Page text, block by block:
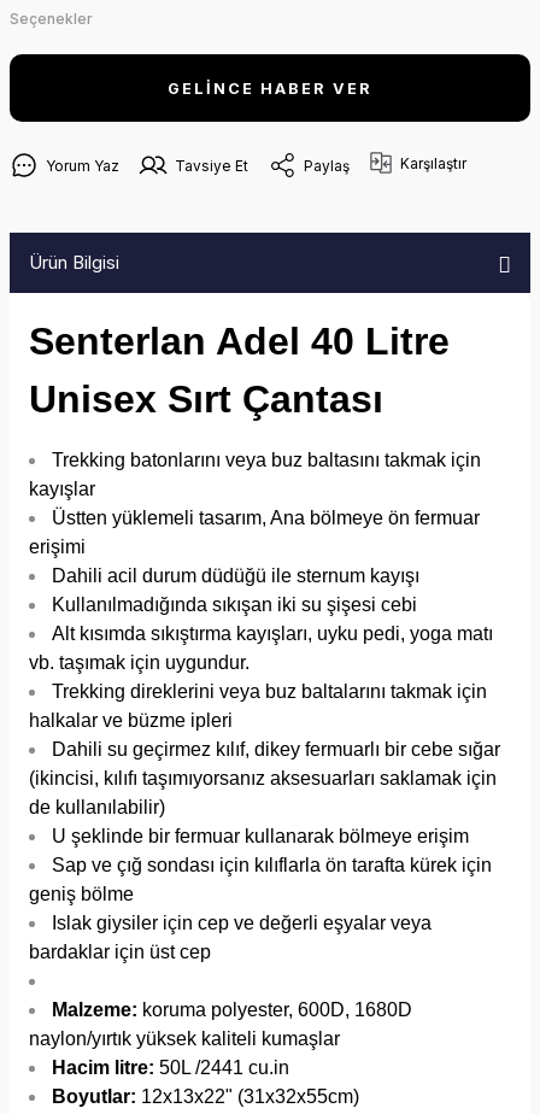
Seçenekler
GELİNCE HABER VER
Yorum Yaz Tavsiye Et Paylaş Karşılaştır
Ürün Bilgisi
Senterlan Adel 40 Litre
Unisex Sırt Çantası
Trekking batonlarını veya buz baltasını takmak için
kayışlar
Üstten yüklemeli tasarım, Ana bölmeye ön fermuar
erişimi
Dahili acil durum düdüğü ile sternum kayışı
Kullanılmadığında sıkışan iki su şişesi cebi
Alt kısımda sıkıştırma kayışları, uyku pedi, yoga matı
vb. taşımak için uygundur.
Trekking direklerini veya buz baltalarını takmak için
halkalar ve büzme ipleri
Dahili su geçirmez kılıf, dikey fermuarlı bir cebe sığar
(ikincisi, kılıfı taşımıyorsanız aksesuarları saklamak için
de kullanılabilir)
U şeklinde bir fermuar kullanarak bölmeye erişim
Sap ve çığ sondası için kılıflarla ön tarafta kürek için
geniş bölme
Islak giysiler için cep ve değerli eşyalar veya
bardaklar için üst cep
Malzeme: koruma polyester, 600D, 1680D
naylon/yırtık yüksek kaliteli kumaşlar
Hacim litre: 50L /2441 cu.in
Boyutlar: 12x13x22" (31x32x55cm)